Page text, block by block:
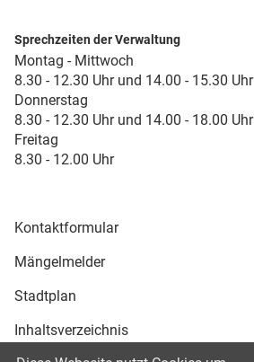
Sprechzeiten der Verwaltung
Montag - Mittwoch
8.30 - 12.30 Uhr und 14.00 - 15.30 Uhr
Donnerstag
8.30 - 12.30 Uhr und 14.00 - 18.00 Uhr
Freitag
8.30 - 12.00 Uhr
Kontaktformular
Mängelmelder
Stadtplan
Inhaltsverzeichnis